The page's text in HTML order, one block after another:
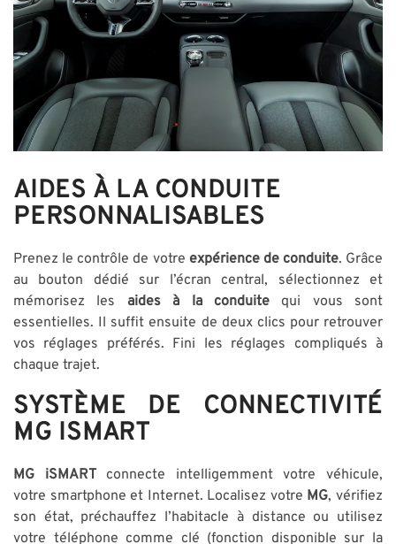
AIDES À LA CONDUITE
PERSONNALISABLES
Prenez le contrôle de votre expérience de conduite. Grâce
au bouton dédié sur l’écran central, sélectionnez et
mémorisez les aides à la conduitequi vous sont
essentielles. Il suffit ensuite de deux clics pour retrouver
vos réglages préférés. Fini les réglages compliqués à
chaque trajet.
SYSTÈME DE CONNECTIVITÉ
MG ISMART
MG iSMARTconnecte intelligemment votre véhicule,
votre smartphone et Internet. Localisez votre MG, vérifiez
son état, préchauffez l’habitacle à distance ou utilisez
votre téléphone comme clé (fonction disponible sur la